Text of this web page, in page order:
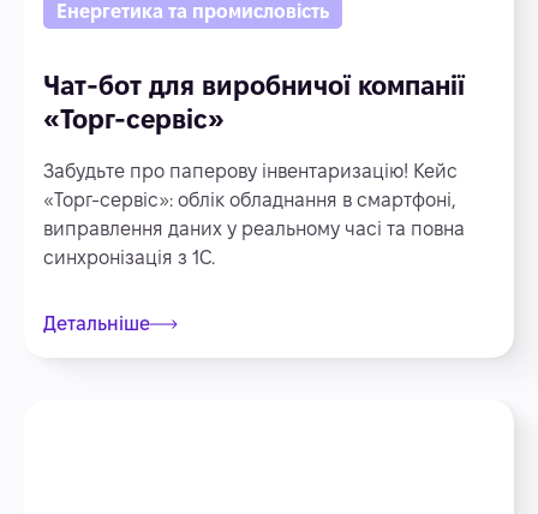
Енергетика та промисловість
Чат-бот для виробничої компанії
«Торг-сервіс»
Забудьте про паперову інвентаризацію! Кейс
«Торг-сервіс»: облік обладнання в смартфоні,
виправлення даних у реальному часі та повна
синхронізація з 1С.
Детальніше